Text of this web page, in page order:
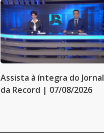
Assista à íntegra do Jornal
da Record | 07/08/2026